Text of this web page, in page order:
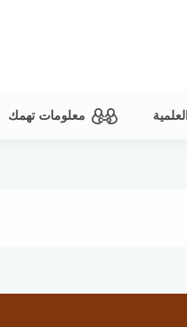
معلومات تهمك